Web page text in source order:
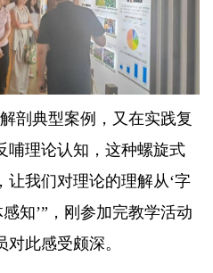
剖典型案例，又在实践复
哺理论认知，这种螺旋式
让我们对理论的理解从‘字
感知’”，刚参加完教学活动
此感受颇深。